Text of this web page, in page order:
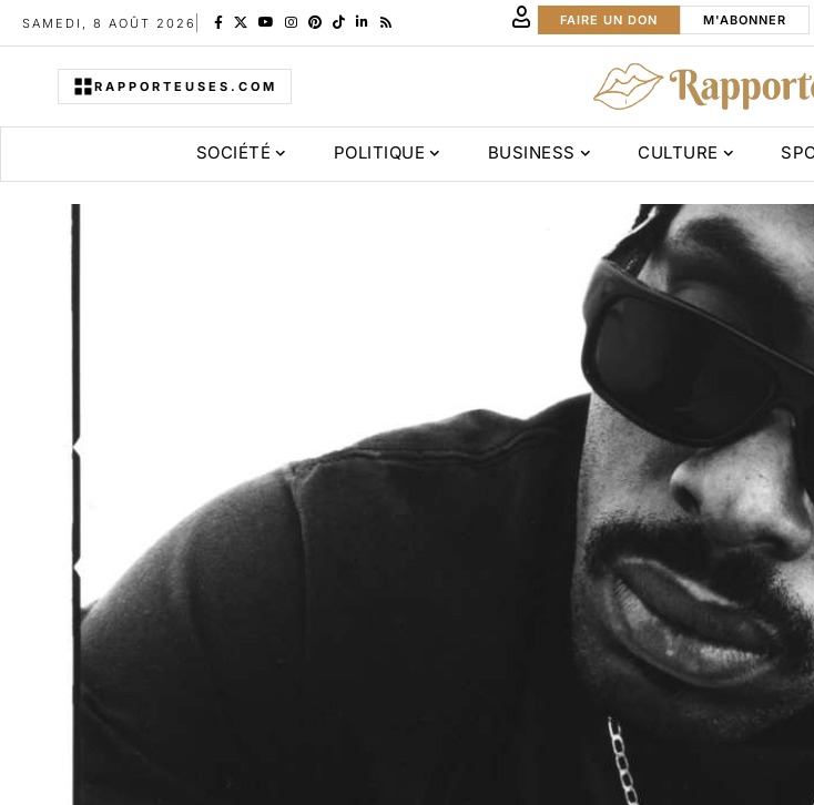
SAMEDI, 8 AOÛT 2026 FAIRE UN DON M'ABONNER
RAPPORTEUSES.COM
SOCIÉTÉ POLITIQUE BUSINESS CULTURE